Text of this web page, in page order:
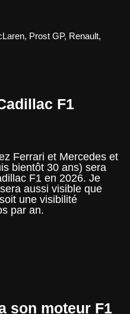
, Prost GP, Renault,
F1
Ferrari et Mercedes et
bientôt 30 ans) sera
F1 en 2026. Je
aussi visible que
une visibilité
par an.
son moteur F1